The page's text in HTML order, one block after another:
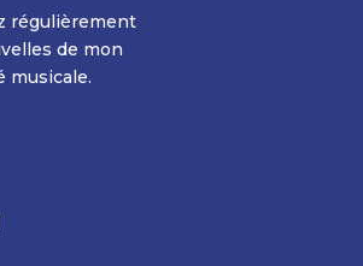
régulièrement
de mon
musicale.